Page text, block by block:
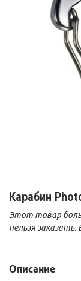
Карабин
Этот товар
нельзя
Описание